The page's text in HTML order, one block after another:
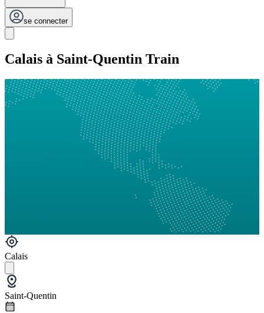
se connecter
Calais à Saint-Quentin Train
Calais
Saint-Quentin